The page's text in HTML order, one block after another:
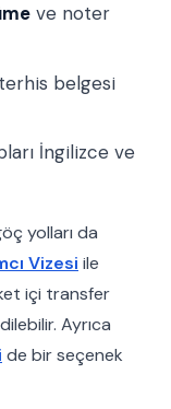
ve noter
belgesi
İngilizce ve
yolları da
Vizesi ile
içi transfer
Ayrıca
de bir seçenek